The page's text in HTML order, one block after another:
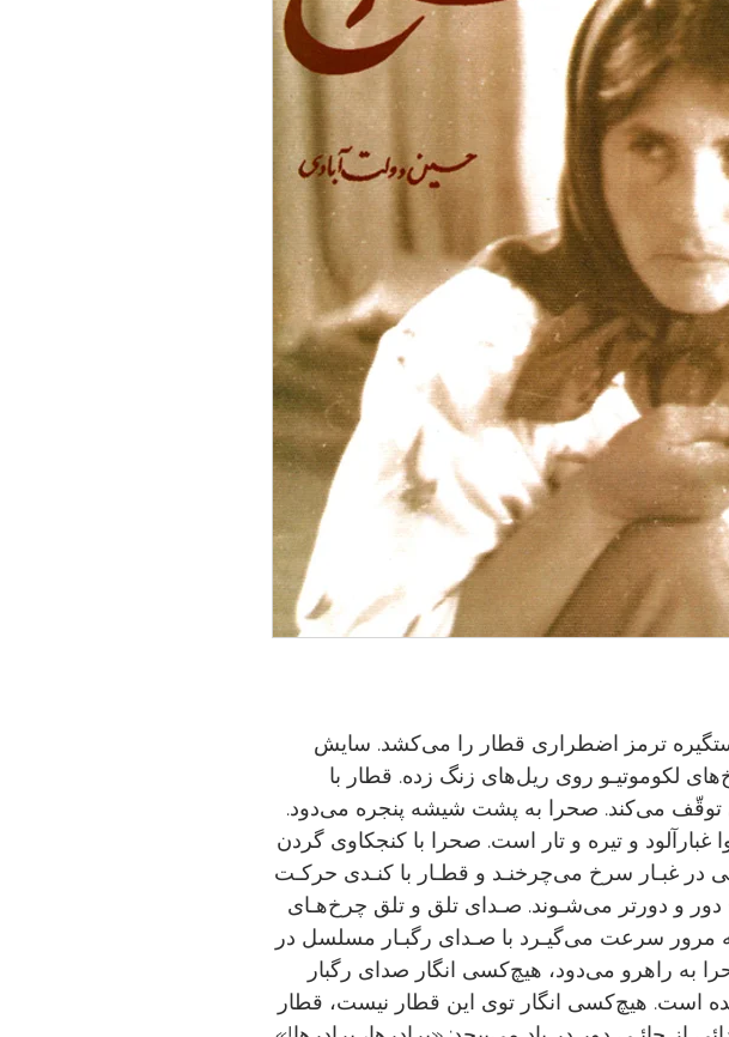
ترمز اضطراری قطار را می‌کشد. سایش
لکوموتیـو روی ریل‌های زنگ زده. قطار با
توقّف می‌کند. صحرا به پشت شیشه پنجره می‌دود.
غبارآلود و تیره و تار است. صحرا با کنجکاوی گردن
در غبـار سرخ می‌چرخنـد و قطـار با کنـدی حرکـت
دور و دور‌تر می‌شـوند. صـدای تلق و تلق چرخ‌هـای
به مرور سرعت می‌گیـرد با صـدای رگبـار مسلسل در
به راهرو می‌دود، هیچ‌کسی انگار صدای رگبار
است. هیچ‌کسی انگار توی این قطار نیست، قطار